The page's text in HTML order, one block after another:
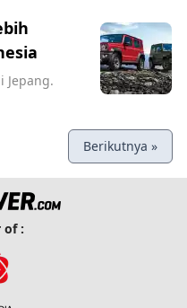
Jepang.
Berikutnya »
of :